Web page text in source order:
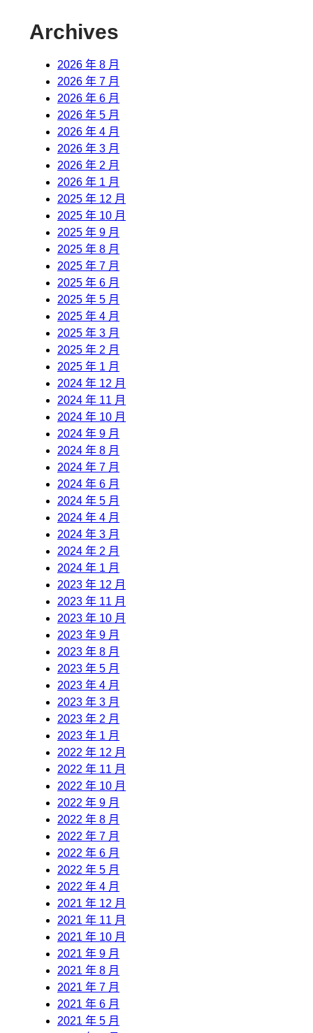
Archives
2026 年 8 月
2026 年 7 月
2026 年 6 月
2026 年 5 月
2026 年 4 月
2026 年 3 月
2026 年 2 月
2026 年 1 月
2025 年 12 月
2025 年 10 月
2025 年 9 月
2025 年 8 月
2025 年 7 月
2025 年 6 月
2025 年 5 月
2025 年 4 月
2025 年 3 月
2025 年 2 月
2025 年 1 月
2024 年 12 月
2024 年 11 月
2024 年 10 月
2024 年 9 月
2024 年 8 月
2024 年 7 月
2024 年 6 月
2024 年 5 月
2024 年 4 月
2024 年 3 月
2024 年 2 月
2024 年 1 月
2023 年 12 月
2023 年 11 月
2023 年 10 月
2023 年 9 月
2023 年 8 月
2023 年 5 月
2023 年 4 月
2023 年 3 月
2023 年 2 月
2023 年 1 月
2022 年 12 月
2022 年 11 月
2022 年 10 月
2022 年 9 月
2022 年 8 月
2022 年 7 月
2022 年 6 月
2022 年 5 月
2022 年 4 月
2021 年 12 月
2021 年 11 月
2021 年 10 月
2021 年 9 月
2021 年 8 月
2021 年 7 月
2021 年 6 月
2021 年 5 月